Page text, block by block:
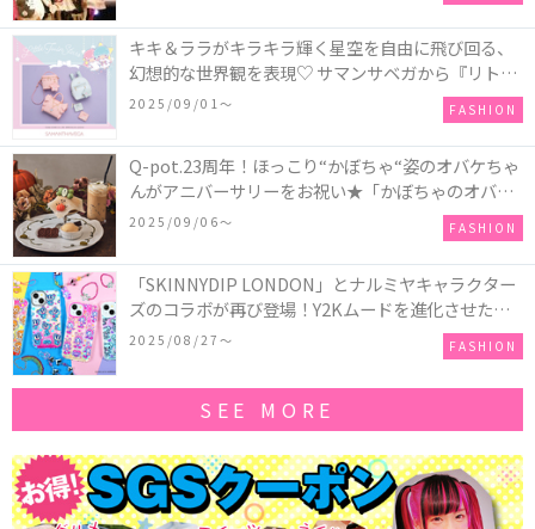
キキ＆ララがキラキラ輝く星空を自由に飛び回る、
幻想的な世界観を表現♡ サマンサベガから『リトル
ツインスターズ』50周年アニバーサリーイヤー』を
2025/09/01〜 FASHION
Q-pot.23周年！ほっこり“かぼちゃ“姿のオバケちゃ
んがアニバーサリーをお祝い★「かぼちゃのオバケ
ーキアクセサリー」が新発売！Q-pot CAFE.では
「かぼちゃのオバケーキプレート」も登場
2025/09/06〜 FASHION
「SKINNYDIP LONDON」とナルミヤキャラクター
ズのコラボが再び登場！Y2Kムードを進化させた新
作コレクションを発売♪
2025/08/27〜 FASHION
SEE MORE